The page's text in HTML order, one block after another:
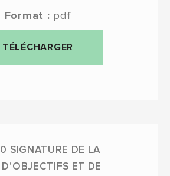
Format : pdf
TÉLÉCHARGER
SIGNATURE DE LA
ET DE